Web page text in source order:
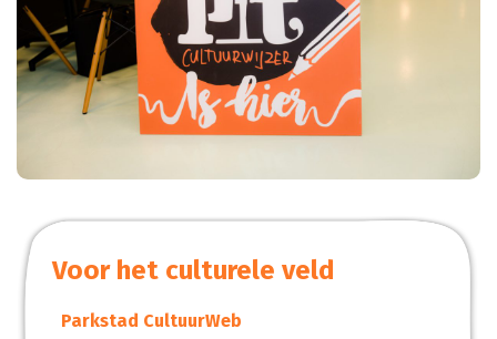
Voor het culturele veld
Parkstad CultuurWeb